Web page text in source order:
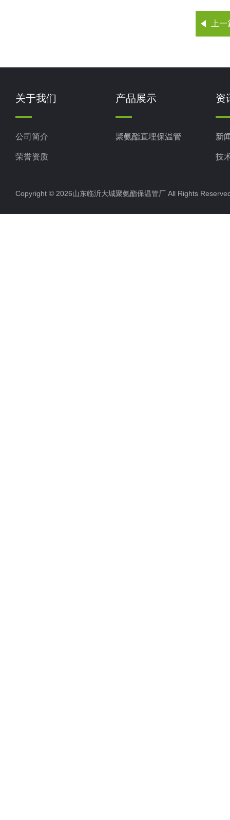
上
关于我们
公司简介
荣誉资质
产品展示
聚氨酯直埋保温管
资
新
技
Copyright © 2026山东临沂大城聚氨酯保温管厂 All Rights